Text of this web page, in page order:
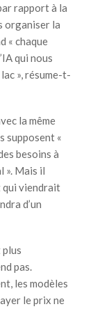
rapport à la
organiser la
« chaque
qui nous
», résume-t-
la même
supposent «
besoins à
». Mais il
qui viendrait
d’un
pas.
les modèles
le prix ne